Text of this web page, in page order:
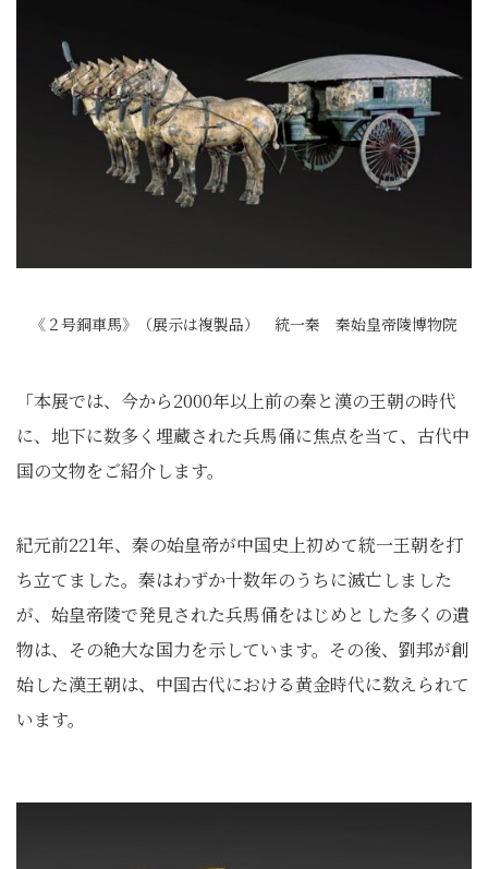
《２号銅車馬》（展示は複製品） 統一秦 秦始皇帝陵博物院
「本展では、今から2000年以上前の秦と漢の王朝の時代
に、地下に数多く埋蔵された兵馬俑に焦点を当て、古代中
国の文物をご紹介します。
紀元前221年、秦の始皇帝が中国史上初めて統一王朝を打
ち立てました。秦はわずか十数年のうちに滅亡しました
が、始皇帝陵で発見された兵馬俑をはじめとした多くの遺
物は、その絶大な国力を示しています。その後、劉邦が創
始した漢王朝は、中国古代における黄金時代に数えられて
います。